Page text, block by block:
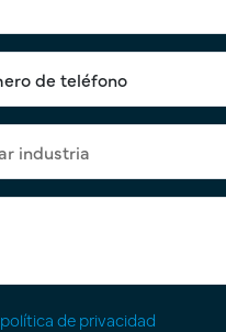
política de privacidad